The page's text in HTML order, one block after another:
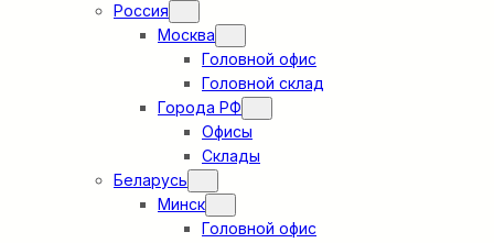
Россия
Москва
Головной офис
Головной склад
Города РФ
Офисы
Склады
Беларусь
Минск
Головной офис